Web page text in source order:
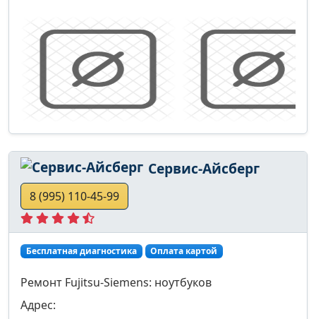
Сервис-Айсберг
8 (995) 110-45-99
Бесплатная диагностика Оплата картой
Ремонт Fujitsu-Siemens: ноутбуков
Адрес: